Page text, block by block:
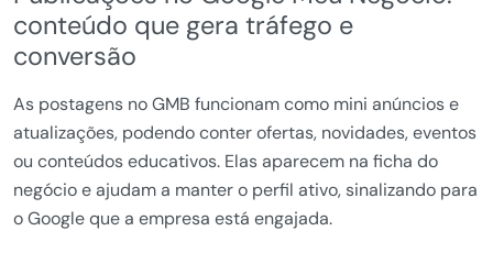
conteúdo que gera tráfego e
conversão
As postagens no GMB funcionam como mini anúncios e
atualizações, podendo conter ofertas, novidades, eventos
ou conteúdos educativos. Elas aparecem na ficha do
negócio e ajudam a manter o perfil ativo, sinalizando para
o Google que a empresa está engajada.